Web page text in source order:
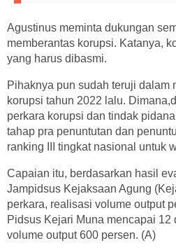
Agustinus meminta dukungan
memberantas korupsi. Katanya,
yang harus dibasmi.
Pihaknya pun sudah teruji dalam
korupsi tahun 2022 lalu.
perkara korupsi dan tindak
tahap pra penuntutan dan
ranking III tingkat nasional untuk
Capaian itu, berdasarkan hasil
Jampidsus Kejaksaan Agung
perkara, realisasi volume output
Pidsus Kejari Muna mencapai
volume output 600 persen. (A)